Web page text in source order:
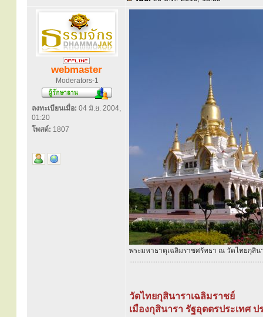
webmaster
Moderators-1
ลงทะเบียนเมื่อ: 04 มิ.ย. 2004,
01:20
โพสต์: 1807
พระมหาธาตุเฉลิมราชศรัทธา ณ วัดไทยกุสิน
............................................................................
วัดไทยกุสินาราเฉลิมราชย์
เมืองกุสินารา รัฐอุตตรประเทศ ป